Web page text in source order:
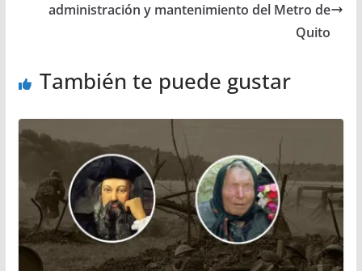
administración y mantenimiento del Metro de
Quito
También te puede gustar